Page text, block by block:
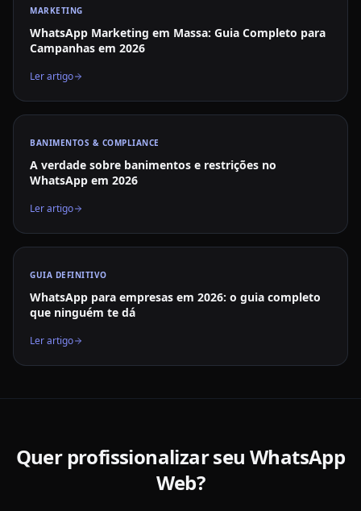
MARKETING
WhatsApp Marketing em Massa: Guia Completo para
Campanhas em 2026
Ler artigo
BANIMENTOS & COMPLIANCE
A verdade sobre banimentos e restrições no
WhatsApp em 2026
Ler artigo
GUIA DEFINITIVO
WhatsApp para empresas em 2026: o guia completo
que ninguém te dá
Ler artigo
Quer profissionalizar seu WhatsApp
Web?